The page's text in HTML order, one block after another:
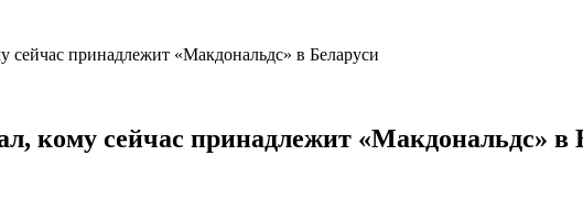
сейчас принадлежит «Макдональдс» в Беларуси
кому сейчас принадлежит «Макдональдс» в